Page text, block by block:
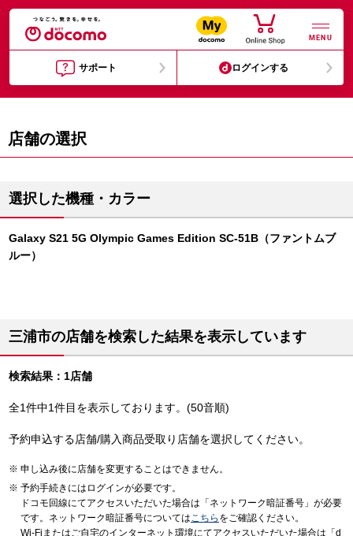
MENU
サポート ログインする
店舗の選択
選択した機種・カラー
Galaxy S21 5G Olympic Games Edition SC-51B（ファントムブ
ルー）
三浦市の店舗を検索した結果を表示しています
検索結果：1店舗
全1件中1件目を表示しております。(50音順)
予約申込する店舗/購入商品受取り店舗を選択してください。
申し込み後に店舗を変更することはできません。
予約手続きにはログインが必要です。
ドコモ回線にてアクセスいただいた場合は「ネットワーク暗証番号」が必要
です。ネットワーク暗証番号についてはこちら をご確認ください。
Wi-Fiまたはご自宅のインターネット環境にてアクセスいただいた場合は「d